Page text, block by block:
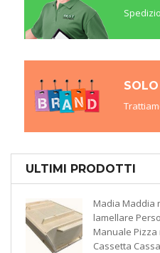
ULTIMI PRODOTTI
Madia Maddia
lamellare
Manuale
Cassetta